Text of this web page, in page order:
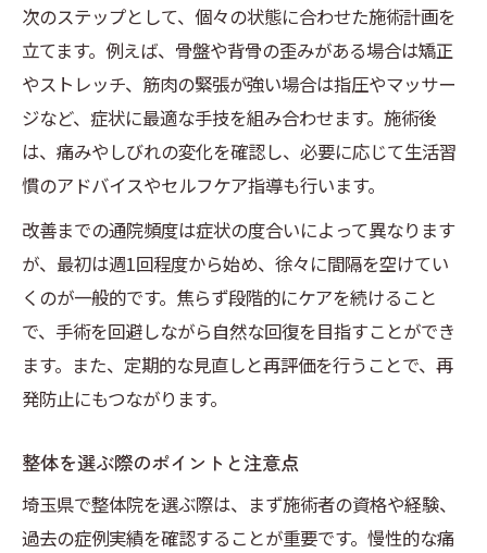
次のステップとして、個々の状態に合わせた施術計画を
立てます。例えば、骨盤や背骨の歪みがある場合は矯正
やストレッチ、筋肉の緊張が強い場合は指圧やマッサー
ジなど、症状に最適な手技を組み合わせます。施術後
は、痛みやしびれの変化を確認し、必要に応じて生活習
慣のアドバイスやセルフケア指導も行います。
改善までの通院頻度は症状の度合いによって異なります
が、最初は週1回程度から始め、徐々に間隔を空けてい
くのが一般的です。焦らず段階的にケアを続けること
で、手術を回避しながら自然な回復を目指すことができ
ます。また、定期的な見直しと再評価を行うことで、再
発防止にもつながります。
整体を選ぶ際のポイントと注意点
埼玉県で整体院を選ぶ際は、まず施術者の資格や経験、
過去の症例実績を確認することが重要です。慢性的な痛